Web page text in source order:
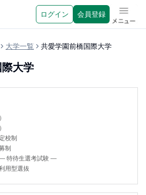
ログイン 会員登録 メニュ
大学一覧 共愛学園前橋国際大学
大学
校制
制
特待生選考試験 —
用型選抜